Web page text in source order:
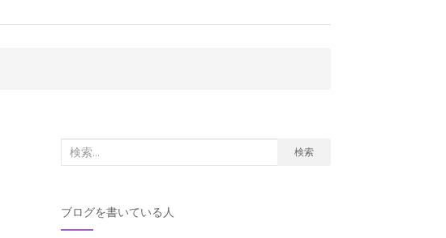
検
対
検索
ブログを書いている人